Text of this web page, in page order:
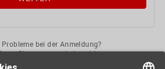
Probleme bei der Anmeldung?
Sie uns gerne jederzeit!